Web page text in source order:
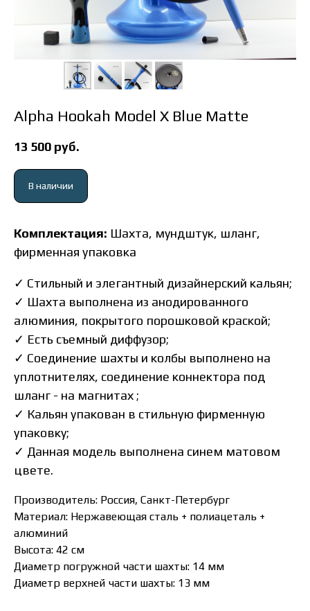
Alpha Hookah Model X Blue Matte
13 500 руб.
В наличии
Комплектация: Шахта, мундштук, шланг,
фирменная упаковка
✓ Стильный и элегантный дизайнерский кальян;
✓ Шахта выполнена из анодированного
алюминия, покрытого порошковой краской;
✓ Есть съемный диффузор;
✓ Соединение шахты и колбы выполнено на
уплотнителях, соединение коннектора под
шланг - на магнитах ;
✓ Кальян упакован в стильную фирменную
упаковку;
✓ Данная модель выполнена синем матовом
цвете.
Производитель: Россия, Санкт-Петербург
Материал: Нержавеющая сталь + полиацеталь +
алюминий
Высота: 42 см
Диаметр погружной части шахты: 14 мм
Диаметр верхней части шахты: 13 мм